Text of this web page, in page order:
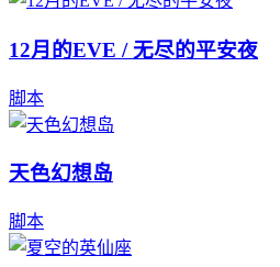
12月的EVE / 无尽的平安夜
脚本
天色幻想岛
脚本